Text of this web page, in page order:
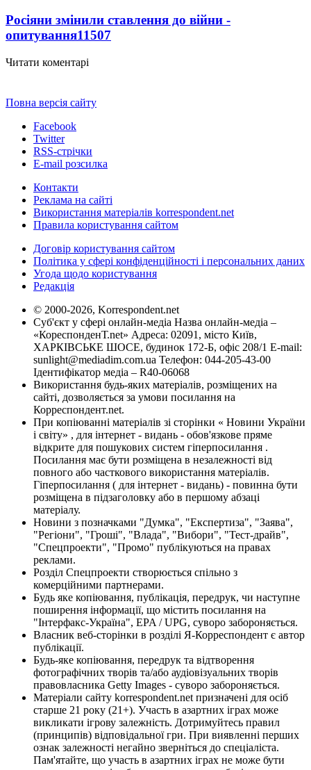
Росіяни змінили ставлення до війни -
опитування11507
Читати коментарі
Повна версія сайту
Facebook
Twitter
RSS-стрічки
E-mail розсилка
Контакти
Реклама на сайті
Використання матеріалів korrespondent.net
Правила користування сайтом
Договір користування сайтом
Політика у сфері конфіденційності і персональних даних
Угода щодо користування
Редакція
© 2000-2026, Korrespondent.net
Суб'єкт у сфері онлайн-медіа Назва онлайн-медіа –
«КореспонденТ.net» Адреса: 02091, місто Київ,
ХАРКІВСЬКЕ ШОСЕ, будинок 172-Б, офіс 208/1 E-mail:
sunlight@mediadim.com.ua Телефон: 044-205-43-00
Ідентифікатор медіа – R40-06068
Використання будь-яких матеріалів, розміщених на
сайті, дозволяється за умови посилання на
Корреспондент.net.
При копіюванні матеріалів зі сторінки « Новини України
і світу» , для інтернет - видань - обов'язкове пряме
відкрите для пошукових систем гіперпосилання .
Посилання має бути розміщена в незалежності від
повного або часткового використання матеріалів.
Гіперпосилання ( для інтернет - видань) - повинна бути
розміщена в підзаголовку або в першому абзаці
матеріалу.
Новини з позначками "Думка", "Експертиза", "Заява",
"Регіони", "Гроші", "Влада", "Вибори", "Тест-драйв",
"Спецпроекти", "Промо" публікуються на правах
реклами.
Розділ Спецпроекти створюється спільно з
комерційними партнерами.
Будь яке копіювання, публікація, передрук, чи наступне
поширення інформації, що містить посилання на
"Інтерфакс-Україна", EPA / UPG, суворо забороняється.
Власник веб-сторінки в розділі Я-Корреспондент є автор
публікації.
Будь-яке копіювання, передрук та відтворення
фотографічних творів та/або аудіовізуальних творів
правовласника Getty Images - суворо забороняється.
Матеріали сайту korrespondent.net призначені для осіб
старше 21 року (21+). Участь в азартних іграх може
викликати ігрову залежність. Дотримуйтесь правил
(принципів) відповідальної гри. При виявленні перших
ознак залежності негайно зверніться до спеціаліста.
Пам'ятайте, що участь в азартних іграх не може бути